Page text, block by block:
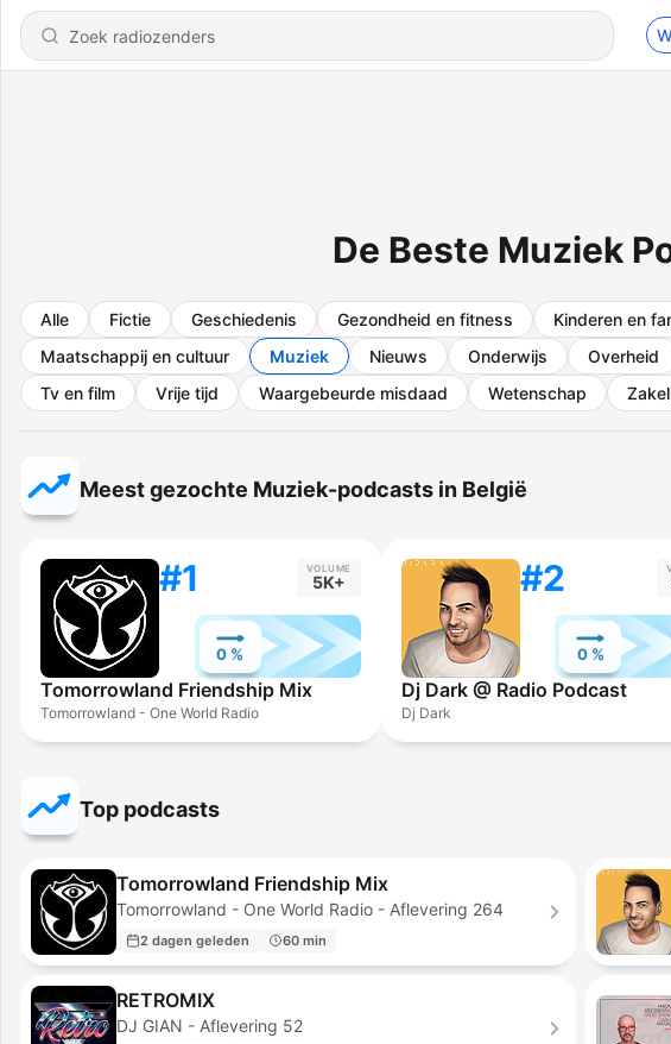
De Beste Muziek
Alle Fictie Geschiedenis Gezondheid en fitness Kinderen en
Maatschappij en cultuur
Muziek Nieuws Onderwijs Overheid
Tv en film
Vrije tijd Waargebeurde misdaad Wetenschap
Meest gezochte Muziek-podcasts in België
#1 VOLUME
5K+
0 %
Tomorrowland Friendship Mix
Tomorrowland - One World Radio
#2
0 %
Dj Dark @ Radio Podcast
Dj Dark
Top podcasts
Tomorrowland Friendship Mix
Tomorrowland - One World Radio - Aflevering 264
2 dagen geleden 60 min
RETROMIX
DJ GIAN - Aflevering 52